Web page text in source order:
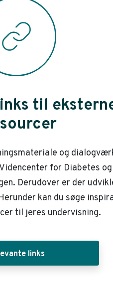
til
og
for Diabetes og
Derudover er der
kan du søge
til jeres undervisning.
links